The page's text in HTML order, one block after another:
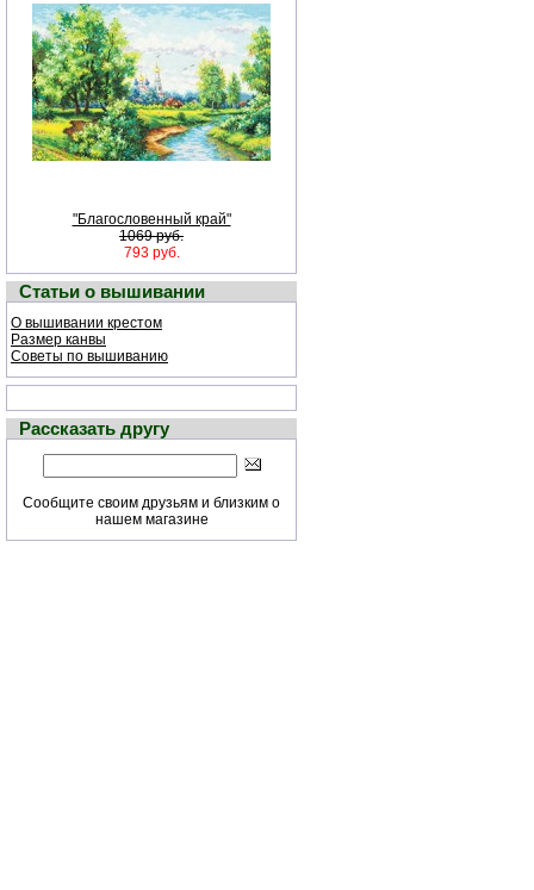
"Благословенный край"
1069 руб.
793 руб.
Статьи о вышивании
О вышивании крестом
Размер канвы
Советы по вышиванию
Рассказать другу
Сообщите своим друзьям и близким о
нашем магазине